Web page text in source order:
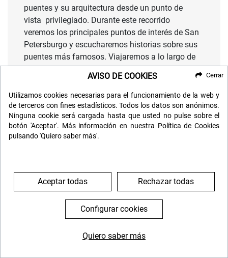
puentes y su arquitectura desde un punto de
vista privilegiado. Durante este recorrido
veremos los principales puntos de interés de San
Petersburgo y escucharemos historias sobre sus
puentes más famosos. Viajaremos a lo largo de
los canales y veremos las joyas de la ciudad
como la Catedral de San Isaac, la Iglesia del
Salvador sobre la Sangre Derramada y otros
lugares que le cautivarán y harán de la visita a la
ciudad un recuerdo inolvidable.
Tiempo libre para cenar y noche en el hotel.
DIA 4. SAN PETERSBURGO
Tras desayunar, y encontrarnos con el guía nos
AVISO DE COOKIES
Utilizamos cookies necesarias para el funcionamiento de la web y
de terceros con fines estadísticos. Todos los datos son anónimos.
Ninguna cookie será cargada hasta que usted no pulse sobre el
botón 'Aceptar'. Más información en nuestra Política de Cookies
pulsando 'Quiero saber más'.
Aceptar todas Rechazar todas
Configurar cookies
Quiero saber más
Cerrar